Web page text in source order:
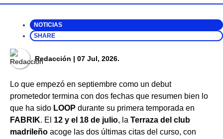
NOTICIAS
SHARE
Redacción | 07 Jul, 2026.
Lo que empezó en septiembre como un debut
prometedor termina con dos fechas que resumen bien lo
que ha sido LOOP durante su primera temporada en
FABRIK. El 12 y el 18 de julio, la Terraza del club
madrileño acoge las dos últimas citas del curso, con